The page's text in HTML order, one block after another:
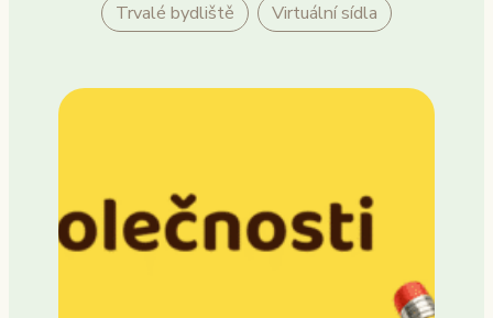
Trvalé bydliště
Virtuální sídla